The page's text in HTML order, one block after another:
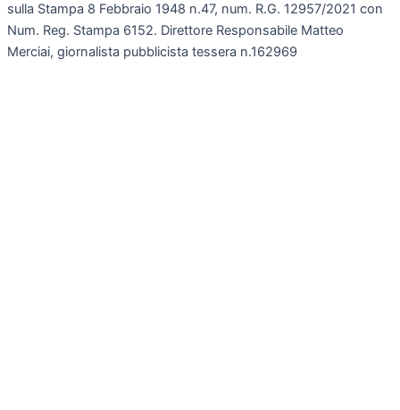
sulla Stampa 8 Febbraio 1948 n.47, num. R.G. 12957/2021 con
Num. Reg. Stampa 6152. Direttore Responsabile Matteo
Merciai, giornalista pubblicista tessera n.162969